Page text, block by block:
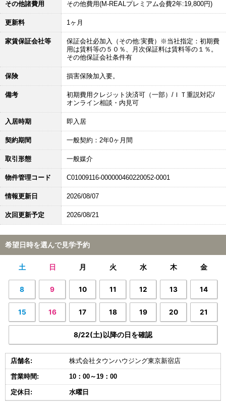
その他諸費用 その他費用(M-REALプレミアム会費2年:19,800円)
更新料 1ヶ月
家賃保証会社等
保証会社必加入（その他:実費）※当社指定：初期費
用は賃料等の５０％、月次保証料は賃料等の１％。
その他保証会社条件有
保険 損害保険加入要。
備考
初期費用クレジット決済可（一部）/ＩＴ重説対応/
オンライン相談・内見可
入居時期 即入居
契約期間 一般契約：2年0ヶ月間
取引形態 一般媒介
物件管理コード C01009116-000000460220052-0001
情報更新日 2026/08/07
次回更新予定 2026/08/21
希望日時を選んで見学予約
土 日 月 火 水 木 金
8 9 10 11 12 13 14
15 16 17 18 19 20 21
8/22(土)以降の日を確認
店舗名: 株式会社タウンハウジング東京新宿店
営業時間: 10：00～19：00
定休日: 水曜日